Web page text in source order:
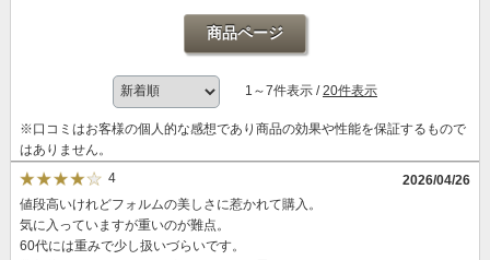
商品ページ
1～7件表示 /20件表示
※口コミはお客様の個人的な感想であり商品の効果や性能を保証するもので
はありません。
4
2026/04/26
値段高いけれどフォルムの美しさに惹かれて購入。
気に入っていますが重いのが難点。
60代には重みで少し扱いづらいです。